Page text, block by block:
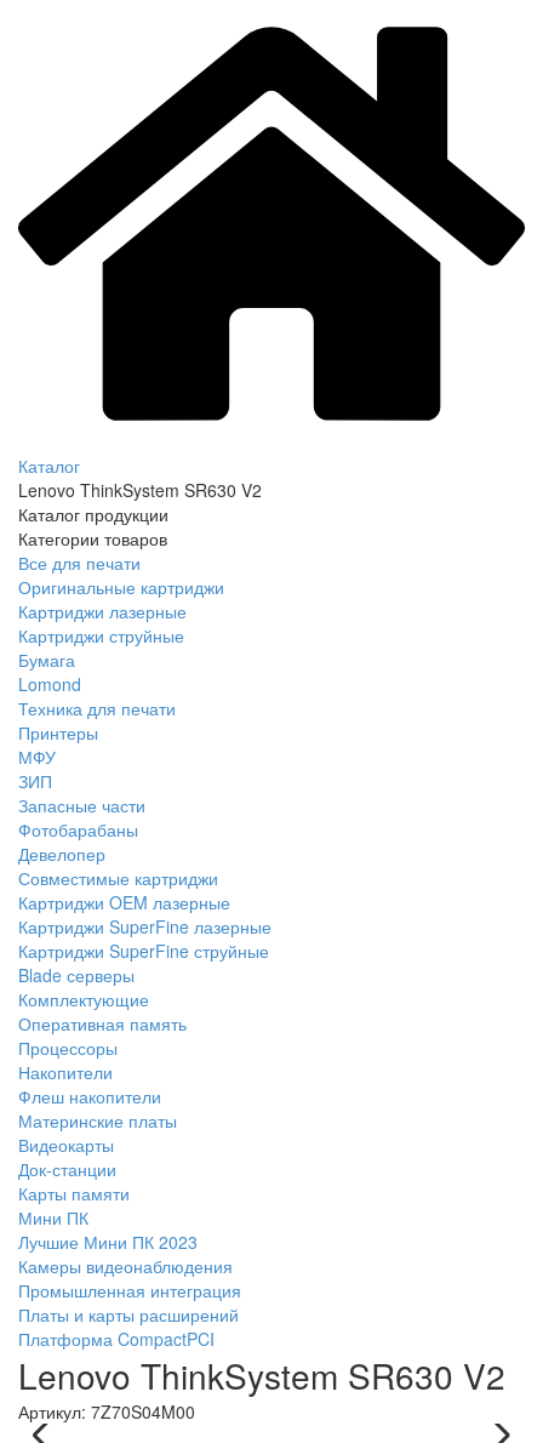
Каталог
Lenovo ThinkSystem SR630 V2
Каталог продукции
Категории товаров
Все для печати
Оригинальные картриджи
Картриджи лазерные
Картриджи струйные
Бумага
Lomond
Техника для печати
Принтеры
МФУ
ЗИП
Запасные части
Фотобарабаны
Девелопер
Совместимые картриджи
Картриджи OEM лазерные
Картриджи SuperFine лазерные
Картриджи SuperFine струйные
Blade серверы
Комплектующие
Оперативная память
Процессоры
Накопители
Флеш накопители
Материнские платы
Видеокарты
Док-станции
Карты памяти
Мини ПК
Лучшие Мини ПК 2023
Камеры видеонаблюдения
Промышленная интеграция
Платы и карты расширений
Платформа CompactPCI
Lenovo ThinkSystem SR630 V2
Артикул: 7Z70S04M00